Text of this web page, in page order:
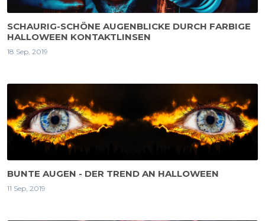
SCHAURIG-SCHÖNE AUGENBLICKE DURCH FARBIGE
HALLOWEEN KONTAKTLINSEN
18 Sep, 2019
BUNTE AUGEN - DER TREND AN HALLOWEEN
11 Sep, 2019